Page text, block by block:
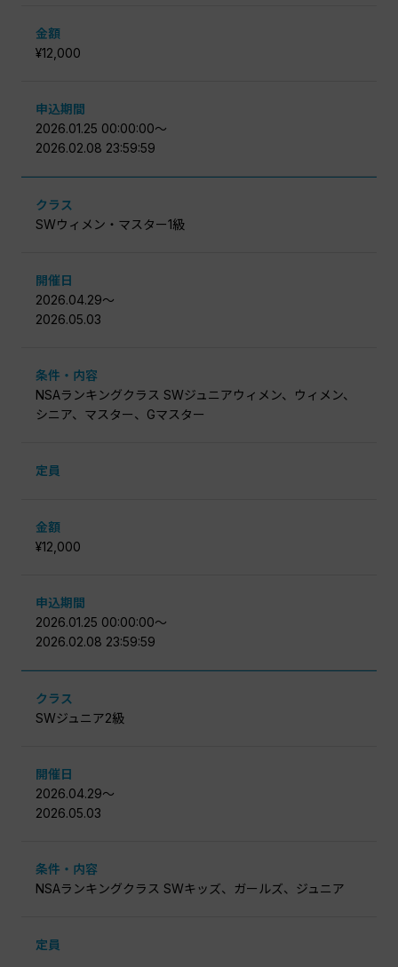
金額
¥12,000
申込期間
2026.01.25 00:00:00〜
2026.02.08 23:59:59
クラス
SWウィメン・マスター1級
開催日
2026.04.29〜
2026.05.03
条件・内容
NSAランキングクラス SWジュニアウィメン、ウィメン、
シニア、マスター、Gマスター
定員
金額
¥12,000
申込期間
2026.01.25 00:00:00〜
2026.02.08 23:59:59
クラス
SWジュニア2級
開催日
2026.04.29〜
2026.05.03
条件・内容
NSAランキングクラス SWキッズ、ガールズ、ジュニア
定員